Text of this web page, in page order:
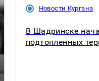
Новости Кургана
В Шадринске
подтопленных